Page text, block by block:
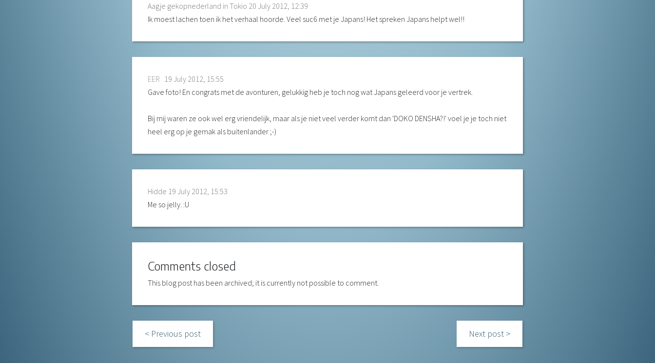
Aagje gekopnederland in Tokio 20 July 2012, 12:39
Ik moest lachen toen ik het verhaal hoorde. Veel suc6 met je Japans! Het spreken Japans helpt wel!!
EER 19 July 2012, 15:55
Gave foto! En congrats met de avonturen, gelukkig heb je toch nog wat Japans geleerd voor je vertrek.
Bij mij waren ze ook wel erg vriendelijk, maar als je niet veel verder komt dan 'DOKO DENSHA?!' voel je je toch niet
heel erg op je gemak als buitenlander ;-)
Hidde 19 July 2012, 15:53
Me so jelly. :U
Comments closed
This blog post has been archived; it is currently not possible to comment.
Next post
Previous post